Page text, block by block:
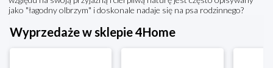
jako "łagodny olbrzym" i doskonale nadaje się na psa rodzinnego?
Wyprzedaże w sklepie 4Home